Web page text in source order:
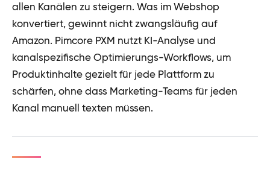
allen Kanälen zu steigern. Was im Webshop
konvertiert, gewinnt nicht zwangsläufig auf
Amazon. Pimcore PXM nutzt KI-Analyse und
kanalspezifische Optimierungs-Workflows, um
Produktinhalte gezielt für jede Plattform zu
schärfen, ohne dass Marketing-Teams für jeden
Kanal manuell texten müssen.